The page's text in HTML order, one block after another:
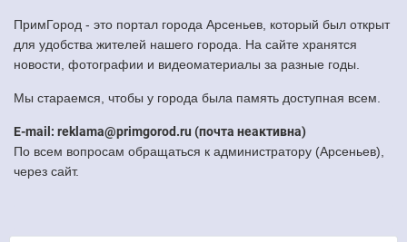
ПримГород - это портал города Арсеньев, который был открыт
для удобства жителей нашего города. На сайте хранятся
новости, фотографии и видеоматериалы за разные годы.
Мы стараемся, чтобы у города была память доступная всем.
E-mail: reklama@primgorod.ru (почта неактивна)
По всем вопросам обращаться к администратору (Арсеньев),
через сайт.